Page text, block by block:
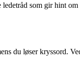
som gir hint
du løser kryssord.